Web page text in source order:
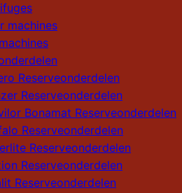
machines
Reserveonderdelen
Reserveonderdelen
Bonamat Reserveonderdelen
Reserveonderdelen
Reserveonderdelen
Reserveonderdelen
Reserveonderdelen